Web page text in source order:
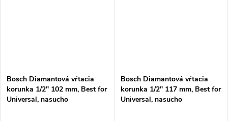
Bosch Diamantová vŕtacia
korunka 1/2" 102 mm, Best for
Universal, nasucho
Bosch Diamantová vŕtacia
korunka 1/2" 117 mm, Best for
Universal, nasucho